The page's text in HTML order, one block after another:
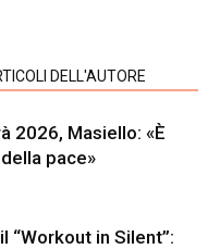
DELL'AUTORE
2026, Masiello: «È
pace»
“Workout in Silent”: